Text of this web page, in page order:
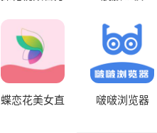
版
蝶恋花美女直 啵啵浏览器